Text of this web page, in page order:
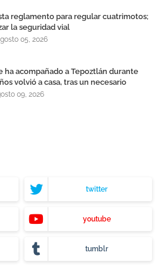
reglamento para regular cuatrimotos;
la seguridad vial
05, 2026
ha acompañado a Tepoztlán durante
volvió a casa, tras un necesario
y reparación
09, 2026
twitter
youtube
tumblr